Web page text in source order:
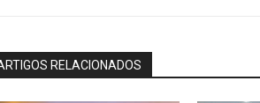
RELACIONADOS